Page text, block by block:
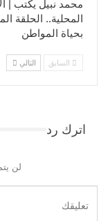
محمد نبيل يكتب |
المحلية.. الحلقة
بحياة المواطن
السابق التالي
اترك رد
لن